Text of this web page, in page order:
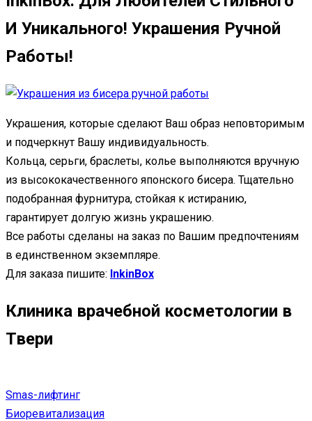
И Уникального! Украшения Ручной
Работы!
Украшения, которые сделают Ваш образ неповторимым
и подчеркнут Вашу индивидуальность.
Кольца, серьги, браслеты, колье выполняются вручную
из высококачественного японского бисера. Тщательно
подобранная фурнитура, стойкая к истиранию,
гарантирует долгую жизнь украшению.
Все работы сделаны на заказ по Вашим предпочтениям
в единственном экземпляре.
Для заказа пишите: InkinBox
Клиника врачебной косметологии в
Твери
Smas-лифтинг
Биоревитализация